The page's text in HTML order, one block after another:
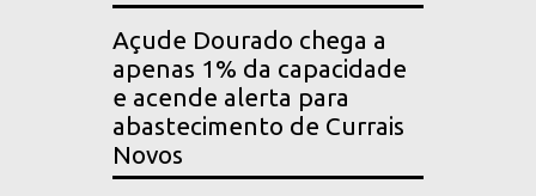
Açude Dourado chega a
apenas 1% da capacidade
e acende alerta para
abastecimento de Currais
Novos